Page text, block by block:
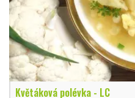
Květáková polévka - LC